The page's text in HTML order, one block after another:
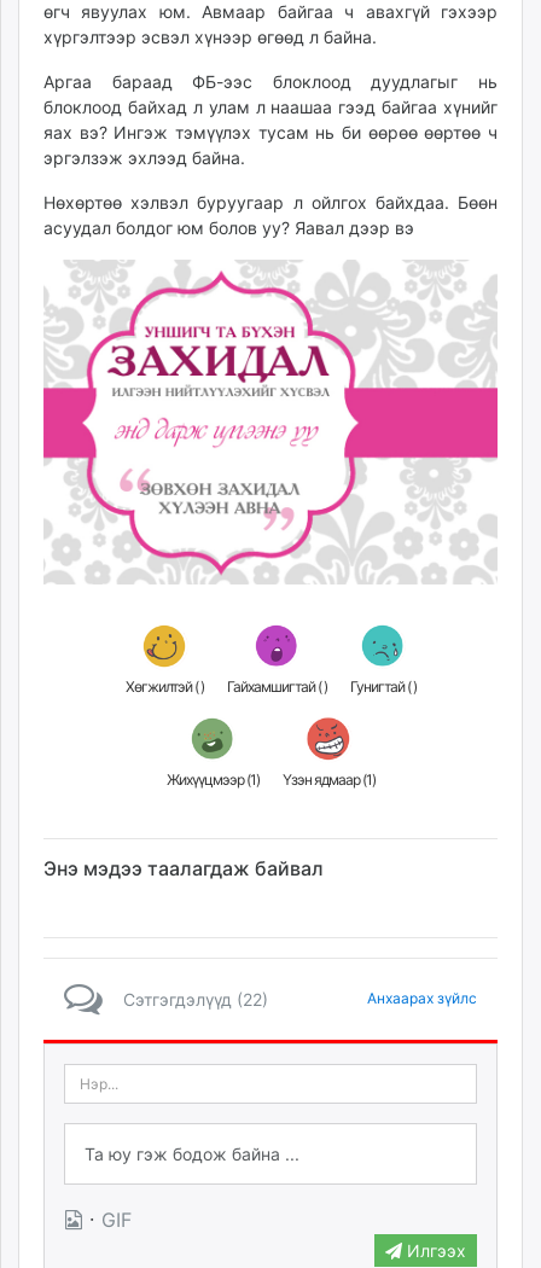
өгч явуулах юм. Авмаар байгаа ч авахгүй гэхээр
хүргэлтээр эсвэл хүнээр өгөөд л байна.
Аргаа бараад ФБ-ээс блоклоод дуудлагыг нь
блоклоод байхад л улам л наашаа гээд байгаа хүнийг
яах вэ? Ингэж тэмүүлэх тусам нь би өөрөө өөртөө ч
эргэлзэж эхлээд байна.
Нөхөртөө хэлвэл буруугаар л ойлгох байхдаа. Бөөн
асуудал болдог юм болов уу? Яавал дээр вэ
Хөгжилтэй () Гайхамшигтай () Гунигтай ()
Жихүүцмээр (1) Үзэн ядмаар (1)
Энэ мэдээ таалагдаж байвал
Сэтгэгдэлүүд (22) Анхаарах зүйлс
· GIF
Илгээх